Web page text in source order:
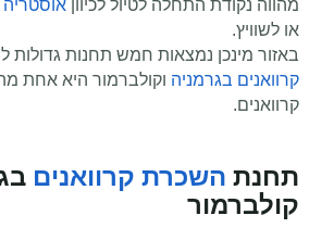
מהווה נקודת התחלה לטיול לכיוון אוסטריה
או לשוויץ.
באזור מינכן נמצאות חמש תחנות גדולות
קרוואנים בגרמניה וקולברמור היא אחת
קרוואנים.
תחנת השכרת קרוואנים
קולברמור